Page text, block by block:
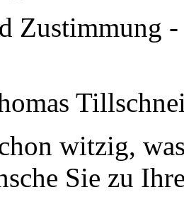
Zustimmung
witzig,
Sie zu